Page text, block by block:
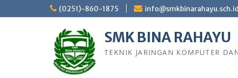
to
(0251)-860-1875 info@smkbinarahayu.sch.id
SMK BINA RAHAYU
TEKNIK JARINGAN KOMPUTER